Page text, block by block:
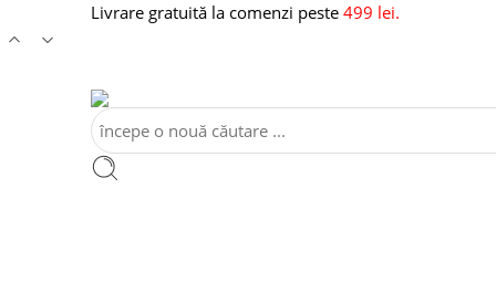
Livrare gratuită la comenzi peste 499 lei.